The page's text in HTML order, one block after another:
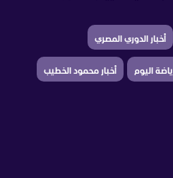
أخبار الدوري المصري
اليوم أخبار محمود الخطيب